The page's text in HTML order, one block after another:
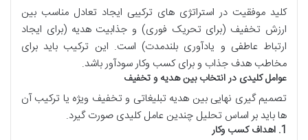
کلید موفقیت در استراتژی های ترکیبی ایجاد تعادل مناسب بین
ارزش تخفیف (برای تحریک فوری) و جذابیت هدیه (برای ایجاد
ارتباط عاطفی و یادآوری بلندمدت) است. این ترکیب باید برای
مخاطب هدف جذاب و برای کسب وکار سودآور باشد.
عواملکلیدی درانتخاب بینهدیه وتخفیف
تصمیم گیری نهایی بین هدیه تبلیغاتی و تخفیف ویژه یا ترکیب آن
ها باید بر اساس تحلیل چندین عامل کلیدی صورت گیرد.
1. اهداف کسب وکار